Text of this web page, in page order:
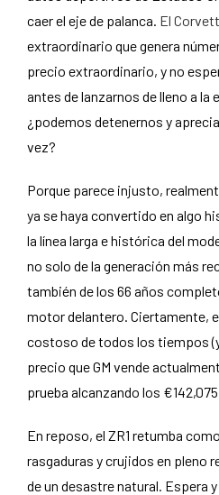
caer el eje de palanca. El
extraordinario que genera
precio extraordinario, y no
antes de lanzarnos de lleno a la
¿podemos detenernos y
vez?
Porque parece injusto,
ya se haya convertido en algo
la línea larga e histórica del
no solo de la generación más
también de los 66 años
motor delantero. Ciertamente,
costoso de todos los tiempos
precio que GM vende
prueba alcanzando los
En reposo, el ZR1 retumba
rasgaduras y crujidos en pleno
de un desastre natural. Espera